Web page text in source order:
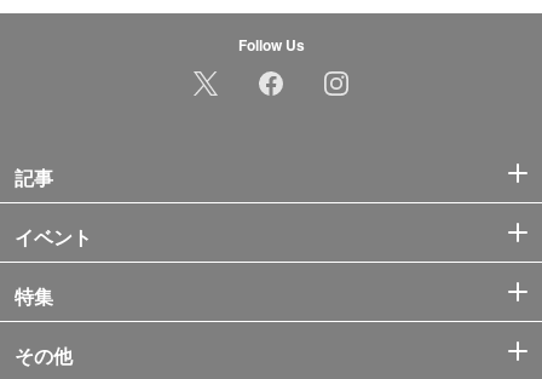
Follow Us
記事
イベント
特集
その他